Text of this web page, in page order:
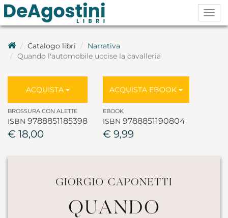
Catalogo libri
Narrativa
Quando l'automobile uccise la cavalleria
ACQUISTA
BROSSURA CON ALETTE
ISBN 9788851185398
€ 18,00
ACQUISTA EBOOK
EBOOK
ISBN 9788851190804
€ 9,99